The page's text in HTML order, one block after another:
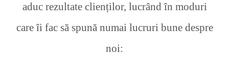
aduc rezultate clienților, lucrând în moduri
care îi fac să spună numai lucruri bune despre
noi: